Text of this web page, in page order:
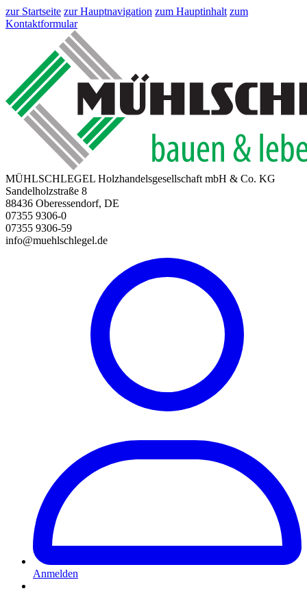
zur Startseite zur Hauptnavigation zum Hauptinhalt zum
Kontaktformular
MÜHLSCHLEGEL Holzhandelsgesellschaft mbH & Co. KG
Sandelholzstraße 8
88436 Oberessendorf, DE
07355 9306-0
07355 9306-59
info@muehlschlegel.de
Anmelden